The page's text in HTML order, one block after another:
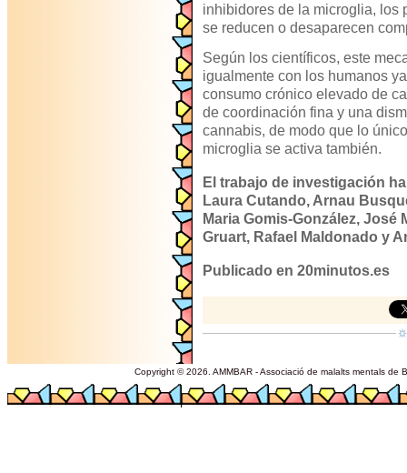
inhibidores de la microglia, los
se reducen o desaparecen
Según los científicos, este
igualmente con los humanos
consumo crónico elevado de
de coordinación fina y una
cannabis, de modo que lo
microglia se activa también.
El trabajo de investigación
Laura Cutando, Arnau
Maria Gomis-González, José
Gruart, Rafael Maldonado y
Publicado en 20minutos.es
Copyright © 2026. AMMBAR - Associació de malalts mentals de